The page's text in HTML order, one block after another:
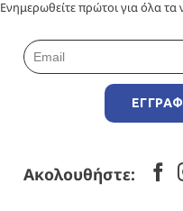
Ενημερωθείτε πρώτοι για όλα τα
Ακολουθήστε: